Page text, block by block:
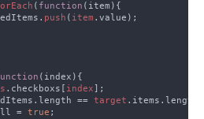
( function
push ( item
.checkboxs[ index
== target
= true